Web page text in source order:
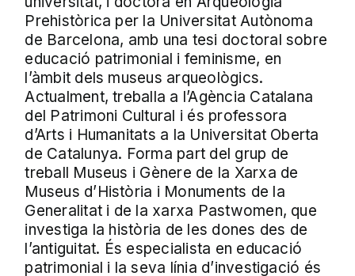
Prehistòrica per la Universitat Autònoma
de Barcelona, amb una tesi doctoral sobre
educació patrimonial i feminisme, en
l’àmbit dels museus arqueològics.
Actualment, treballa a l’Agència Catalana
del Patrimoni Cultural i és professora
d’Arts i Humanitats a la Universitat Oberta
de Catalunya. Forma part del grup de
treball Museus i Gènere de la Xarxa de
Museus d’Història i Monuments de la
Generalitat i de la xarxa Pastwomen, que
investiga la història de les dones des de
l’antiguitat. És especialista en educació
patrimonial i la seva línia d’investigació és